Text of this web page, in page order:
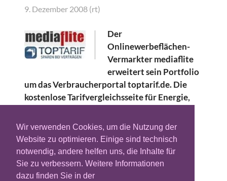
Wir verwenden Cookies, um die Nutzung der
Website zu optimieren. Einige sind technisch
notwendig, andere helfen uns, die Inhalte für
Sie zu verbessern. Weitere Informationen
dazu finden Sie in der
9. Dezember 2008 (rt)
Der
Onlinewerbeflächen-
Vermarkter mediaflite
erweitert sein Portfolio
um das Verbraucherportal toptarif.de. Die
kostenlose Tarifvergleichsseite für Energie,
Finanzen der Verlagsgruppe Georg von
Holtzbrinck soll Werbungtreibenden die
Möglichkeit geben, hauptsächlich
einkommensstarke Privathaushalte und
Kleinunternehmen ansprechen zu können.